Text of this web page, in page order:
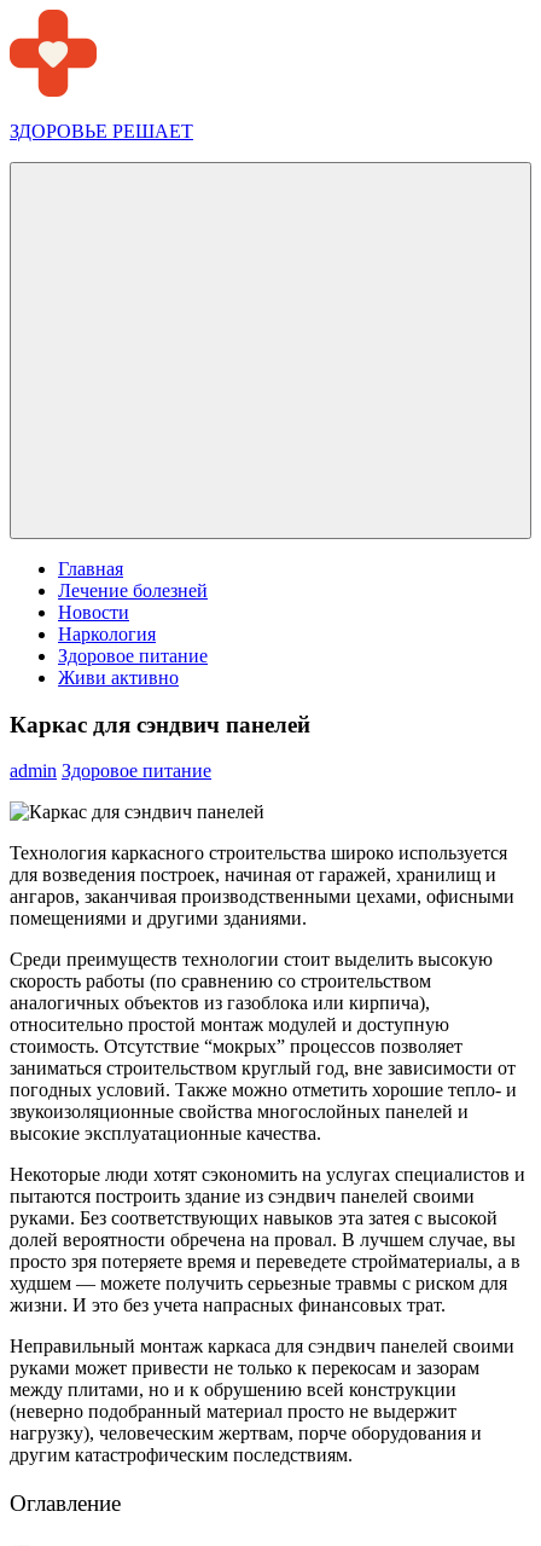
Перейти
к
содержимому
ЗДОРОВЬЕ РЕШАЕТ
Главная
Лечение болезней
Новости
Наркология
Здоровое питание
Живи активно
Каркас для сэндвич панелей
admin Здоровое питание
Технология каркасного строительства широко используется
для возведения построек, начиная от гаражей, хранилищ и
ангаров, заканчивая производственными цехами, офисными
помещениями и другими зданиями.
Среди преимуществ технологии стоит выделить высокую
скорость работы (по сравнению со строительством
аналогичных объектов из газоблока или кирпича),
относительно простой монтаж модулей и доступную
стоимость. Отсутствие “мокрых” процессов позволяет
заниматься строительством круглый год, вне зависимости от
погодных условий. Также можно отметить хорошие тепло- и
звукоизоляционные свойства многослойных панелей и
высокие эксплуатационные качества.
Некоторые люди хотят сэкономить на услугах специалистов и
пытаются построить здание из сэндвич панелей своими
руками. Без соответствующих навыков эта затея с высокой
долей вероятности обречена на провал. В лучшем случае, вы
просто зря потеряете время и переведете стройматериалы, а в
худшем — можете получить серьезные травмы с риском для
жизни. И это без учета напрасных финансовых трат.
Неправильный монтаж каркаса для сэндвич панелей своими
руками может привести не только к перекосам и зазорам
между плитами, но и к обрушению всей конструкции
(неверно подобранный материал просто не выдержит
нагрузку), человеческим жертвам, порче оборудования и
другим катастрофическим последствиям.
Оглавление